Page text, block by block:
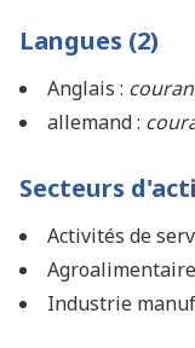
Langues (2)
Anglais :
allemand :
Secteurs
Activités de
Industrie